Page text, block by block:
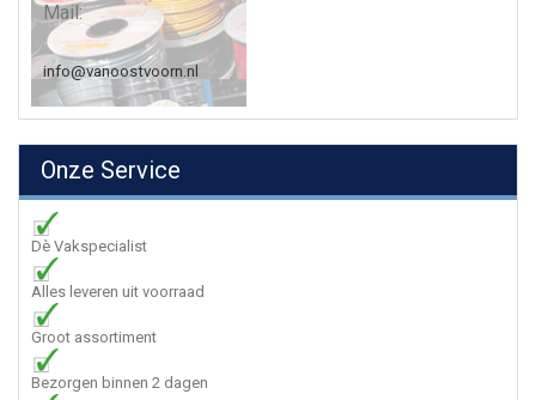
Mail:
info@vanoostvoorn.nl
Onze Service
Dè Vakspecialist
Alles leveren uit voorraad
Groot assortiment
Bezorgen binnen 2 dagen